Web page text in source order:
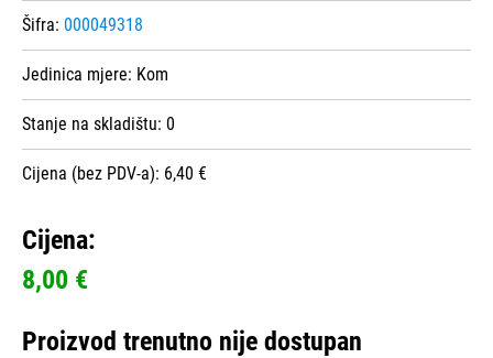
Šifra: 000049318
Jedinica mjere: Kom
Stanje na skladištu: 0
Cijena (bez PDV-a): 6,40 €
Cijena:
8,00 €
Proizvod trenutno nije dostupan